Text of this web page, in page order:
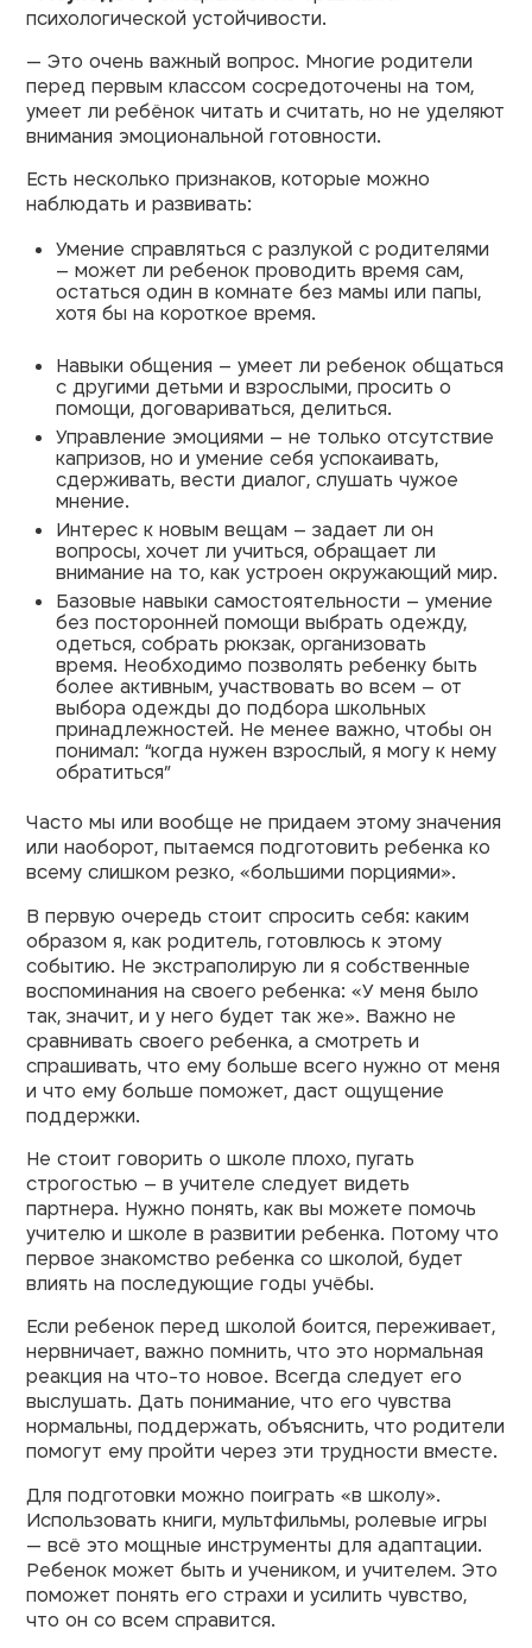
психологической устойчивости.
— Это очень важный вопрос. Многие родители
перед первым классом сосредоточены на том,
умеет ли ребёнок читать и считать, но не уделяют
внимания эмоциональной готовности.
Есть несколько признаков, которые можно
наблюдать и развивать:
Умение справляться с разлукой с родителями
– может ли ребенок проводить время сам,
остаться один в комнате без мамы или папы,
хотя бы на короткое время.
Навыки общения – умеет ли ребенок общаться
с другими детьми и взрослыми, просить о
помощи, договариваться, делиться.
Управление эмоциями – не только отсутствие
капризов, но и умение себя успокаивать,
сдерживать, вести диалог, слушать чужое
мнение.
Интерес к новым вещам – задает ли он
вопросы, хочет ли учиться, обращает ли
внимание на то, как устроен окружающий мир.
Базовые навыки самостоятельности – умение
без посторонней помощи выбрать одежду,
одеться, собрать рюкзак, организовать
время. Необходимо позволять ребенку быть
более активным, участвовать во всем – от
выбора одежды до подбора школьных
принадлежностей. Не менее важно, чтобы он
понимал: “когда нужен взрослый, я могу к нему
обратиться”
Часто мы или вообще не придаем этому значения
или наоборот, пытаемся подготовить ребенка ко
всему слишком резко, «большими порциями».
В первую очередь стоит спросить себя: каким
образом я, как родитель, готовлюсь к этому
событию. Не экстраполирую ли я собственные
воспоминания на своего ребенка: «У меня было
так, значит, и у него будет так же». Важно не
сравнивать своего ребенка, а смотреть и
спрашивать, что ему больше всего нужно от меня
и что ему больше поможет, даст ощущение
поддержки.
Не стоит говорить о школе плохо, пугать
строгостью – в учителе следует видеть
партнера. Нужно понять, как вы можете помочь
учителю и школе в развитии ребенка. Потому что
первое знакомство ребенка со школой, будет
влиять на последующие годы учёбы.
Если ребенок перед школой боится, переживает,
нервничает, важно помнить, что это нормальная
реакция на что-то новое. Всегда следует его
выслушать. Дать понимание, что его чувства
нормальны, поддержать, объяснить, что родители
помогут ему пройти через эти трудности вместе.
Для подготовки можно поиграть «в школу».
Использовать книги, мультфильмы, ролевые игры
— всё это мощные инструменты для адаптации.
Ребенок может быть и учеником, и учителем. Это
поможет понять его страхи и усилить чувство,
что он со всем справится.